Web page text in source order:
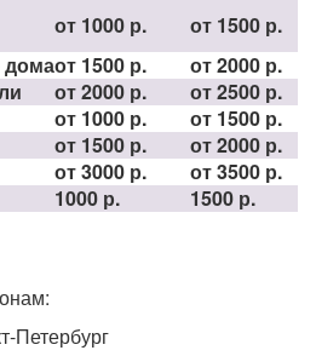
от 1000 р.
от 1500 р.
домаот 1500 р.
от 2000 р.
от 2000 р.
от 2500 р.
от 1000 р.
от 1500 р.
от 1500 р.
от 2000 р.
от 3000 р.
от 3500 р.
1000 р. 1500 р.
Петербург